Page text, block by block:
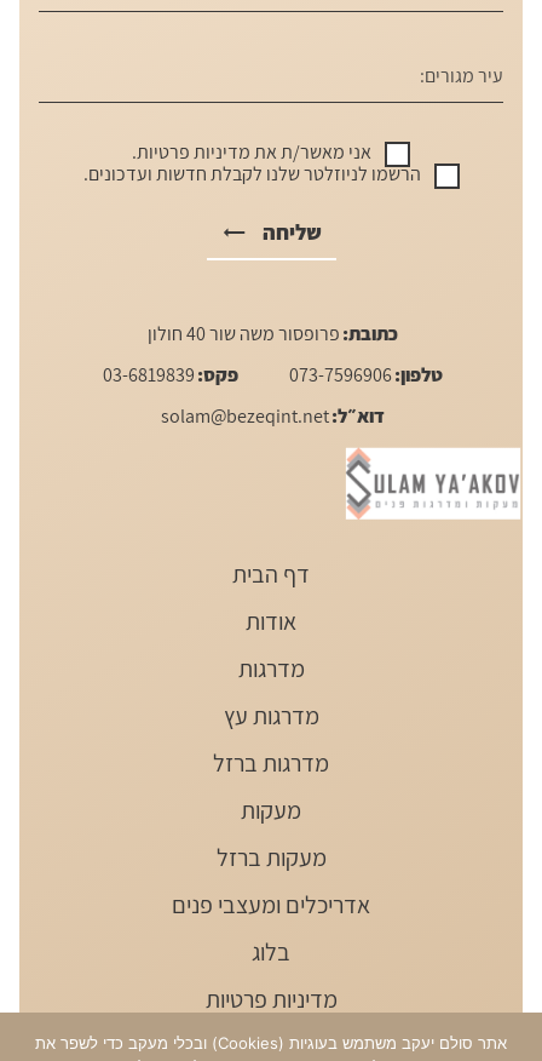
אני מאשר/ת אתמדיניות פרטיות.
הרשמו לניוזלטר שלנו לקבלת חדשות ועדכונים.
שליחה
כתובת:פרופסור משה שור 40 חולון
טלפון:073-7596906 פקס:03-6819839
דוא״ל:solam@bezeqint.net
דף הבית
אודות
מדרגות
מדרגות עץ
מדרגות ברזל
מעקות
מעקות ברזל
אדריכלים ומעצבי פנים
בלוג
מדיניות פרטיות
הצהרת נגישותאתר סולם יעקב משתמש בעוגיות (Cookies) ובכלי מעקב כדי לשפר את